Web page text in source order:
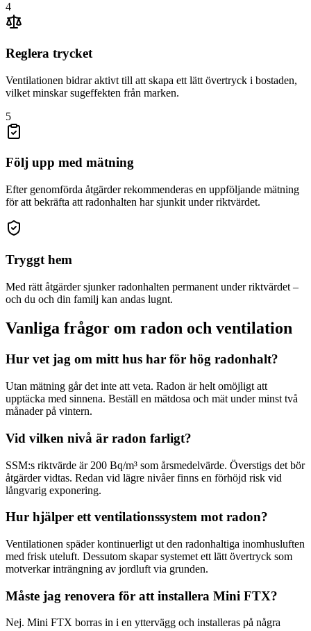
4
Reglera trycket
Ventilationen bidrar aktivt till att skapa ett lätt övertryck i bostaden,
vilket minskar sugeffekten från marken.
5
Följ upp med mätning
Efter genomförda åtgärder rekommenderas en uppföljande mätning
för att bekräfta att radonhalten har sjunkit under riktvärdet.
Tryggt hem
Med rätt åtgärder sjunker radonhalten permanent under riktvärdet –
och du och din familj kan andas lugnt.
Vanliga frågor om radon och ventilation
Hur vet jag om mitt hus har för hög radonhalt?
Utan mätning går det inte att veta. Radon är helt omöjligt att
upptäcka med sinnena. Beställ en mätdosa och mät under minst två
månader på vintern.
Vid vilken nivå är radon farligt?
SSM:s riktvärde är 200 Bq/m³ som årsmedelvärde. Överstigs det bör
åtgärder vidtas. Redan vid lägre nivåer finns en förhöjd risk vid
långvarig exponering.
Hur hjälper ett ventilationssystem mot radon?
Ventilationen späder kontinuerligt ut den radonhaltiga inomhusluften
med frisk uteluft. Dessutom skapar systemet ett lätt övertryck som
motverkar inträngning av jordluft via grunden.
Måste jag renovera för att installera Mini FTX?
Nej. Mini FTX borras in i en yttervägg och installeras på några